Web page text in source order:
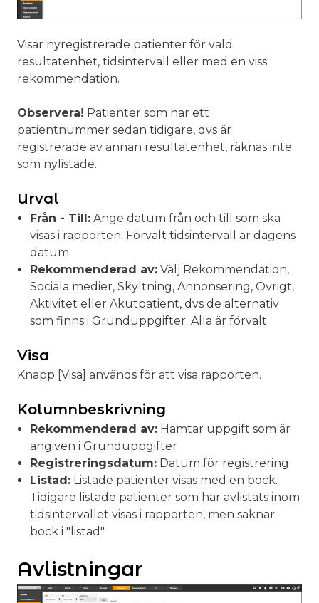
Visar nyregistrerade patienter för vald
resultatenhet, tidsintervall eller med en viss
rekommendation.
Observera! Patienter som har ett
patientnummer sedan tidigare, dvs är
registrerade av annan resultatenhet, räknas inte
som nylistade.
Urval
Från - Till: Ange datum från och till som ska
visas i rapporten. Förvalt tidsintervall är dagens
datum
Rekommenderad av: Välj Rekommendation,
Sociala medier, Skyltning, Annonsering, Övrigt,
Aktivitet eller Akutpatient, dvs de alternativ
som finns i Grunduppgifter. Alla är förvalt
Visa
Knapp [Visa] används för att visa rapporten.
Kolumnbeskrivning
Rekommenderad av: Hämtar uppgift som är
angiven i Grunduppgifter
Registreringsdatum: Datum för registrering
Listad: Listade patienter visas med en bock.
Tidigare listade patienter som har avlistats inom
tidsintervallet visas i rapporten, men saknar
bock i "listad"
Avlistningar